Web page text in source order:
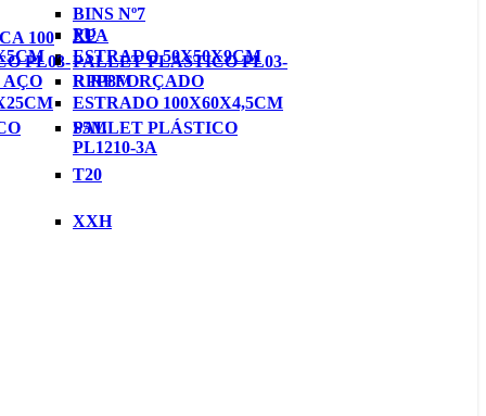
XPA
PU
RPP8M
S5M
T20
XXH
ESTRADO 50X50X9CM
ESTRADO 100X60X4,5CM
BINS Nº7
100
PL03-PALLET PLÁSTICO PL03-
R REFORÇADO
PALLET PLÁSTICO
PL1210-3A